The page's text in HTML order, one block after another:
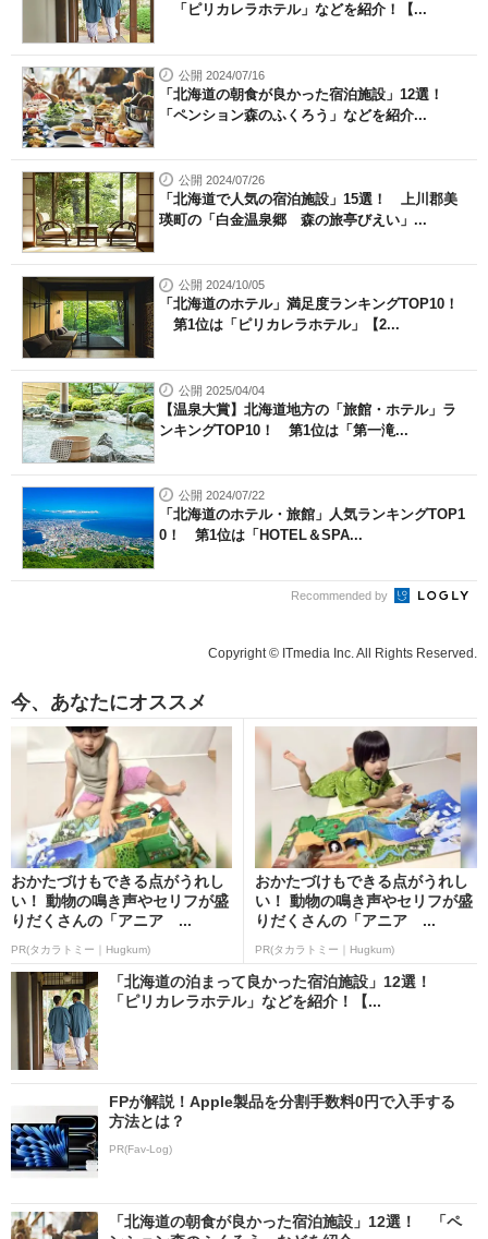
「ピリカレラホテル」などを紹介！【...
公開 2024/07/16
「北海道の朝食が良かった宿泊施設」12選！
「ペンション森のふくろう」などを紹介...
公開 2024/07/26
「北海道で人気の宿泊施設」15選！ 上川郡美
瑛町の「白金温泉郷 森の旅亭びえい」...
公開 2024/10/05
「北海道のホテル」満足度ランキングTOP10！
第1位は「ピリカレラホテル」【2...
公開 2025/04/04
【温泉大賞】北海道地方の「旅館・ホテル」ラ
ンキングTOP10！ 第1位は「第一滝...
公開 2024/07/22
「北海道のホテル・旅館」人気ランキングTOP1
0！ 第1位は「HOTEL＆SPA...
Recommended by
Copyright © ITmedia Inc. All Rights Reserved.
今、あなたにオススメ
おかたづけもできる点がうれし
い！ 動物の鳴き声やセリフが盛
りだくさんの「アニア ...
PR(タカラトミー｜Hugkum)
おかたづけもできる点がうれし
い！ 動物の鳴き声やセリフが盛
りだくさんの「アニア ...
PR(タカラトミー｜Hugkum)
「北海道の泊まって良かった宿泊施設」12選！
「ピリカレラホテル」などを紹介！【...
FPが解説！Apple製品を分割手数料0円で入手する
方法とは？
PR(Fav-Log)
「北海道の朝食が良かった宿泊施設」12選！ 「ペ